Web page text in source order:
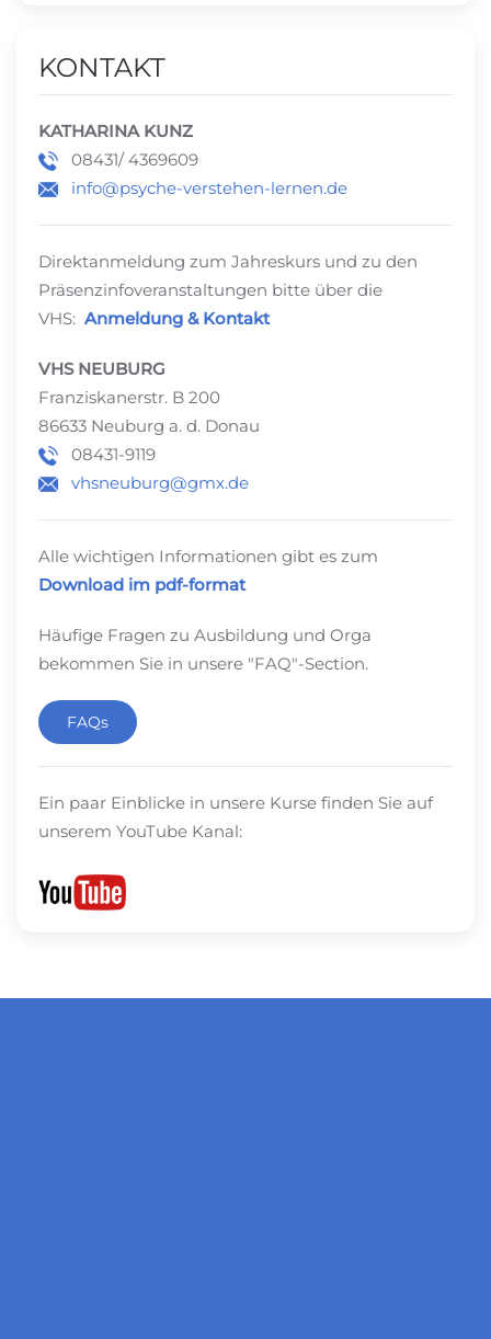
KONTAKT
KATHARINA KUNZ
08431/ 4369609
info@psyche-verstehen-lernen.de
Direktanmeldung zum Jahreskurs und zu den
Präsenzinfoveranstaltungen bitte über die
VHS: Anmeldung & Kontakt
VHS NEUBURG
Franziskanerstr. B 200
86633 Neuburg a. d. Donau
08431-9119
vhsneuburg@gmx.de
Alle wichtigen Informationen gibt es zum
Download im pdf-format
Häufige Fragen zu Ausbildung und Orga
bekommen Sie in unsere "FAQ"-Section.
FAQs
Ein paar Einblicke in unsere Kurse finden Sie auf
unserem YouTube Kanal: